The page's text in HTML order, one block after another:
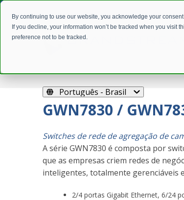
By continuing to use our website, you acknowledge your
If you decline, your information won’t be tracked when you visit
preference not to be tracked.
Português - Brasil
GWN7830 /
Switches de rede de agregação de
A série GWN7830 é composta por
que as empresas criem redes de
inteligentes, totalmente gerenciáveis
2/4 portas Gigabit Ethernet, 6/24